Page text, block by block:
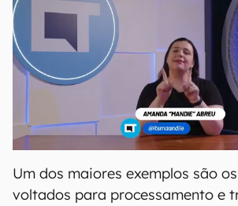
Um dos maiores exemplos são
voltados para processamento e